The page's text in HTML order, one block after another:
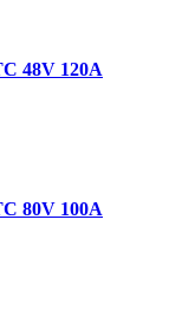
48V 120A
80V 100A